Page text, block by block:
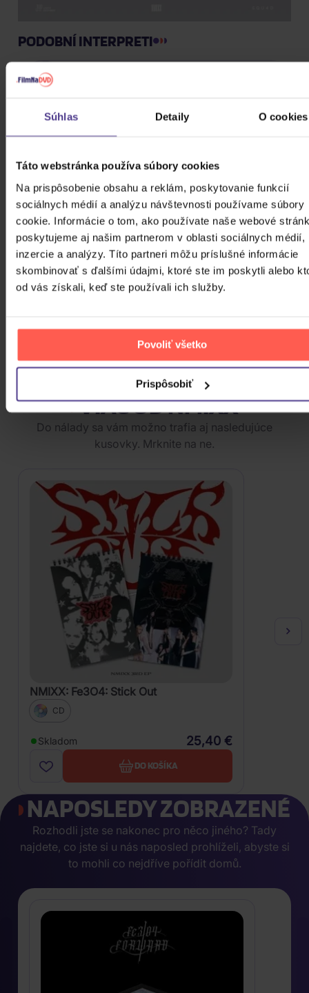
Súhlas Detaily O cookies
Táto webstránka používa súbory cookies
Na prispôsobenie obsahu a reklám, poskytovanie funkcií
sociálnych médií a analýzu návštevnosti používame súbory
cookie. Informácie o tom, ako používate naše webové
poskytujeme aj našim partnerom v oblasti sociálnych médií,
inzercie a analýzy. Títo partneri môžu príslušné informácie
skombinovať s ďalšími údajmi, ktoré ste im poskytli alebo
od vás získali, keď ste používali ich služby.
Povoliť všetko
Prispôsobiť
PODOBNÍ INTERPRETI
10,000 Maniacs
100 Gecs
Chuckii Booker
ZOBRAZIŤ VŠETKÝCH
VIAC OD NMIXX
Do nálady sa vám možno trafia aj nasledujúce
kusovky. Mrknite na ne.
NMIXX: Fe3O4: Stick Out
CD
Skladom 25,40 €
DO KOŠÍKA
NAPOSLEDY ZOBRAZENÉ
Rozhodli jste se nakonec pro něco jiného? Tady
najdete, co jste si u nás naposled prohlíželi, abyste si
to mohli co nejdříve pořídit domů.